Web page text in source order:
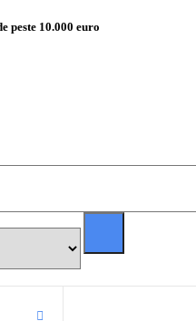
peste 10.000 euro